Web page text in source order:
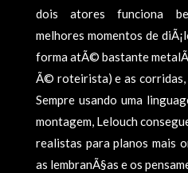
dois atores funciona
melhores momentos de
forma atÃ© bastante
Ã© roteirista) e as
Sempre usando uma
montagem, Lelouch
realistas para planos mais
as lembranÃ§as e os